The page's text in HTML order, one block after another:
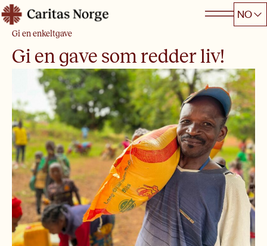
Hopp
til
innhold
Caritas
NO
Gi en enkeltgave
Gi en gave som redder liv!